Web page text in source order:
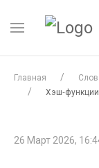
Главная
26 Март 2026,